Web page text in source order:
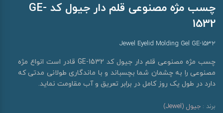
چسب مژه مصنوعی قلم دار جیول کد GE-
1532
Jewel Eyelid Molding Gel GE-1532
چسب مژه مصنوعی قلم دار جیول کد GE-1532 قادر است انواع مژه
مصنوعی را به چشمان شما بچسباند و با ماندگاری طولانی مدتی که
دارد در طول یک روز کامل در برابر تعریق و آب مقاومت نماید.
برند : جیول (Jewel)